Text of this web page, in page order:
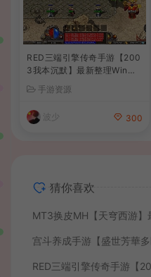
RED三端引擎传奇手游【200
3我本沉默】最新整理Win系
细搭建教程
手游资源
波少 300
猜你喜欢